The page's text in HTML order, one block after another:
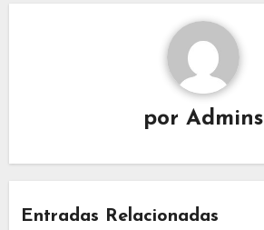
por Admins
Entradas Relacionadas